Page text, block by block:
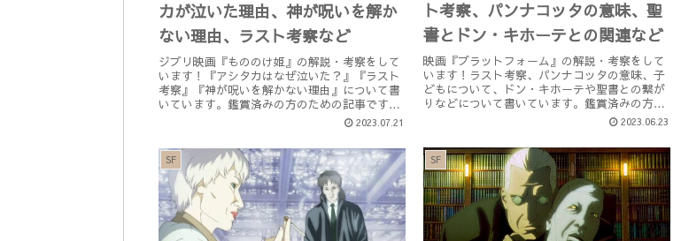
カが泣いた理由、神が呪いを解か
ない理由、ラスト考察など
ジブリ映画『もののけ姫』の解説・考察をして
います！『アシタカはなぜ泣いた？』『ラスト
考察』『神が呪いを解かない理由』について書
いています。鑑賞済みの方のための記事です。
まだ観ていない方はネタバレにご注意くださ
2023.07.21
ト考察、パンナコッタの意味、聖
書とドン・キホーテとの関連など
映画『プラットフォーム』の解説・考察をして
います！ラスト考察、パンナコッタの意味、子
どもについて、ドン・キホーテや聖書との繋が
りなどについて書いています。鑑賞済みの方の
ための記事です。まだ観ていない方はネタバレ
2023.06.23
SF
SF